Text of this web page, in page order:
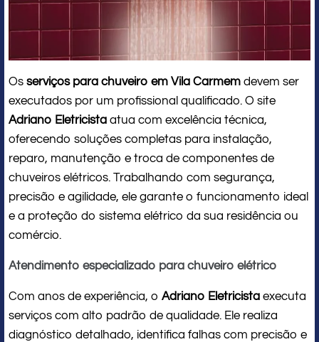
Os serviços para chuveiro em Vila Carmem devem ser
executados por um profissional qualificado. O site
Adriano Eletricista atua com excelência técnica,
oferecendo soluções completas para instalação,
reparo, manutenção e troca de componentes de
chuveiros elétricos. Trabalhando com segurança,
precisão e agilidade, ele garante o funcionamento ideal
e a proteção do sistema elétrico da sua residência ou
comércio.
Atendimento especializado para chuveiro elétrico
Com anos de experiência, o Adriano Eletricista executa
serviços com alto padrão de qualidade. Ele realiza
diagnóstico detalhado, identifica falhas com precisão e